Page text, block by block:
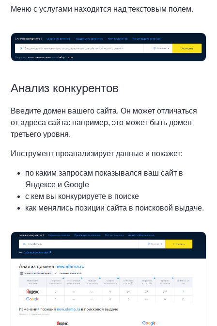
Меню с услугами находится над текстовым полем.
Анализ конкурентов
Введите домен вашего сайта. Он может отличаться
от адреса сайта: например, это может быть домен
третьего уровня.
Инструмент проанализирует данные и покажет:
по каким запросам показывался ваш сайт в
Яндексе и Google
с кем вы конкурируете в поиске
как менялись позиции сайта в поисковой выдаче.